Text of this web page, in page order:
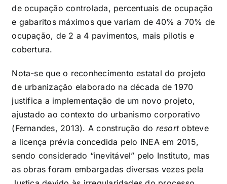
de ocupação controlada, percentuais de ocupação
e gabaritos máximos que variam de 40% a 70% de
ocupação, de 2 a 4 pavimentos, mais pilotis e
cobertura.
Nota-se que o reconhecimento estatal do projeto
de urbanização elaborado na década de 1970
justifica a implementação de um novo projeto,
ajustado ao contexto do urbanismo corporativo
(Fernandes, 2013). A construção do resortobteve
a licença prévia concedida pelo INEA em 2015,
sendo considerado “inevitável” pelo Instituto, mas
as obras foram embargadas diversas vezes pela